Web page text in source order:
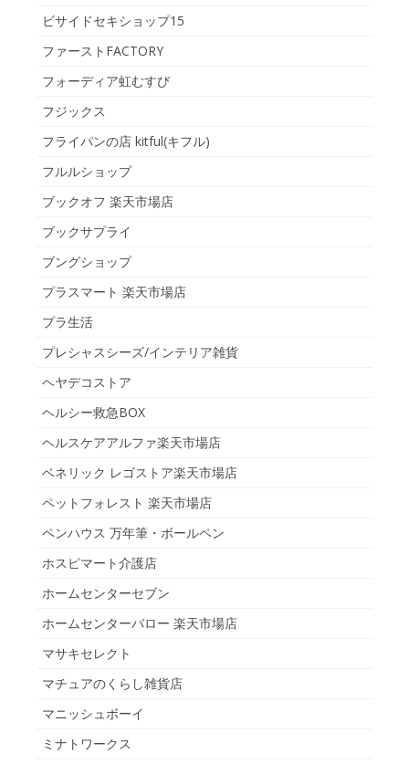
ビサイドセキショップ15
ファーストFACTORY
フォーディア虹むすび
フジックス
フライパンの店 kitful(キフル)
フルルショップ
ブックオフ 楽天市場店
ブックサプライ
ブングショップ
プラスマート 楽天市場店
プラ生活
プレシャスシーズ/インテリア雑貨
ヘヤデコストア
ヘルシー救急BOX
ヘルスケアアルファ楽天市場店
ベネリック レゴストア楽天市場店
ペットフォレスト 楽天市場店
ペンハウス 万年筆・ボールペン
ホスピマート介護店
ホームセンターセブン
ホームセンターバロー 楽天市場店
マサキセレクト
マチュアのくらし雑貨店
マニッシュボーイ
ミナトワークス